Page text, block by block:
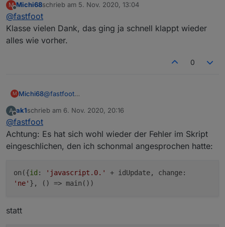
mal überarbeiten.
Der Fix ist im ersten Beitrag, der Rest kommt dieser
Tage
M
Offline
Michi68schrieb am 5. Nov. 2020, 13:04
zuletzt editiert von
@fastfoot
Klasse vielen Dank, das ging ja schnell klappt wieder
alles wie vorher.
0
M Michi68@fastfoot
alles wie vorher.
A
Offline
ak1schrieb am 6. Nov. 2020, 20:16
zuletzt editiert von
@fastfoot
Achtung: Es hat sich wohl wieder der Fehler im Skript
eingeschlichen, den ich schonmal angesprochen hatte:
on({id : 'javascript.0.'
+ idUpdate, change:
'ne' }, () => main())
statt